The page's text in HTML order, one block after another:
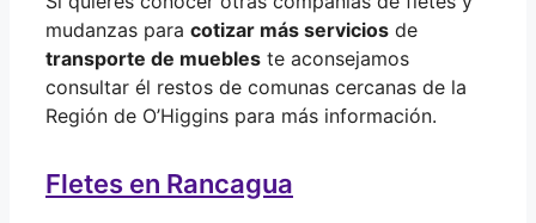
mudanzas para cotizar más servicios de
transporte de muebles te aconsejamos
consultar él restos de comunas cercanas de la
Región de O’Higgins para más información.
Fletes en Rancagua